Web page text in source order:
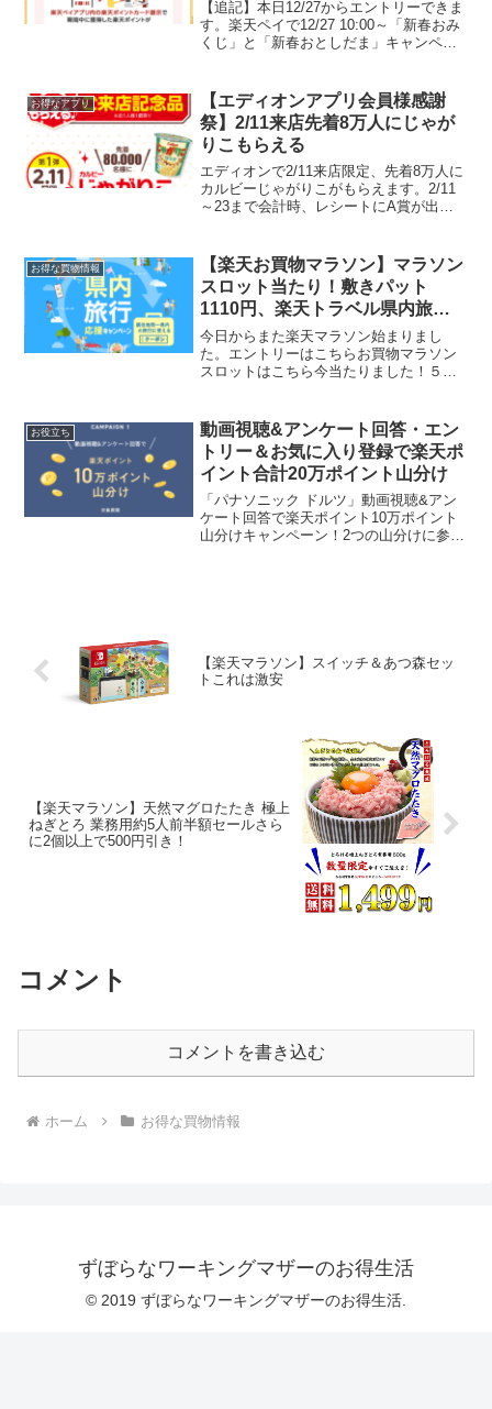
【追記】本日12/27からエントリーできま
す。楽天ペイで12/27 10:00～「新春おみ
くじ」と「新春おとしだま」キャンペー
お買い物分ポイント増量！新春おみく
じ...
お得なアプリ
【エディオンアプリ会員様感謝
祭】2/11来店先着8万人にじゃが
りこもらえる
エディオンで2/11来店限定、先着8万人に
カルビーじゃがりこがもらえます。2/11
～23まで会計時、レシートにA賞が出た
る商品レビューで100ポイントもらえる
お得な買物情報
【楽天お買物マラソン】マラソン
スロット当たり！敷きパット
1110円、楽天トラベル県内旅行
応援クーポン
今日からまた楽天マラソン始まりまし
た。エントリーはこちらお買物マラソン
スロットはこちら今当たりました！５の
員様限定 777円OFFクーポン吸水速乾ニ
ットワッフル敷きパ...
お役立ち
動画視聴&アンケート回答・エン
トリー＆お気に入り登録で楽天ポ
イント合計20万ポイント山分け
「パナソニック ドルツ」動画視聴&アン
ケート回答で楽天ポイント10万ポイント
山分けキャンペーン！2つの山分けに参加
【楽天マラソン】スイッチ＆あつ森セッ
トこれは激安
【楽天マラソン】天然マグロたたき 極上
ねぎとろ 業務用約5人前半額セールさら
に2個以上で500円引き！
コメント
コメントを書き込む
ホーム お得な買物情報
ずぼらなワーキングマザーのお得生活
© 2019 ずぼらなワーキングマザーのお得生活.